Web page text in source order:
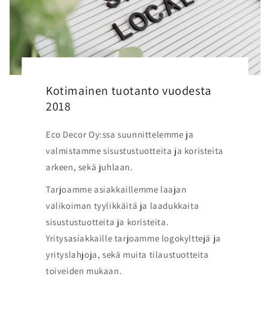
Kotimainen tuotanto vuodesta
2018
Eco Decor Oy:ssa suunnittelemme ja
valmistamme sisustustuotteita ja koristeita
arkeen, sekä juhlaan.
Tarjoamme asiakkaillemme laajan
valikoiman tyylikkäitä ja laadukkaita
sisustustuotteita ja koristeita.
Yritysasiakkaille tarjoamme logokylttejä ja
yrityslahjoja, sekä muita tilaustuotteita
toiveiden mukaan.